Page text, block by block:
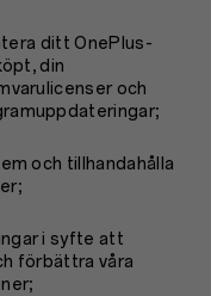
ditt OnePlus-
din
och
och tillhandahålla
i syfte att
förbättra våra